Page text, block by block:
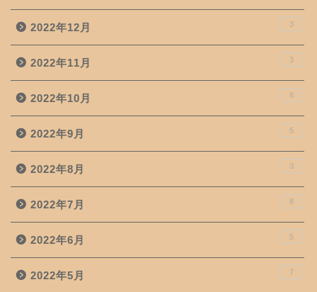
2022年12月 3
2022年11月 3
2022年10月 6
2022年9月 5
2022年8月 3
2022年7月 8
2022年6月 5
2022年5月 7